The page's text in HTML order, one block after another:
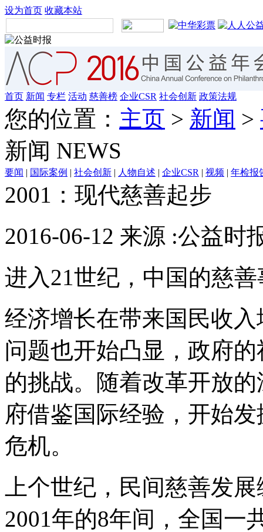
设为首页 收藏本站
首页 新闻 专栏 活动 慈善榜 企业CSR 社会创新 政策法规
您的位置： 主页 > 新闻 >
新闻 NEWS
要闻 | 国际案例 | 社会创新 | 人物自述 | 企业CSR | 视频 | 年检报
2001：现代慈善起步
2016-06-12 来源 :公益时
进入21世纪，中国的慈
经济增长在带来国民收
问题也开始凸显，政府
的挑战。随着改革开放
府借鉴国际经验，开始
危机。
上个世纪，民间慈善发
2001年的8年间，全国一